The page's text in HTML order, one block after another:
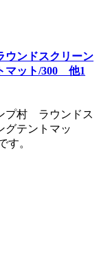
ンドスクリーン
マット/300 他1
プ村 ラウンドス
テントマッ
。